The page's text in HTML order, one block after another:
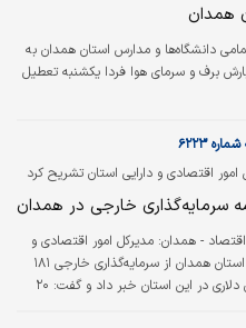
همدان
تمامی دانشگاه‌ها و مدارس استان همدان به
دلیل بارش برف و سرمای هوا فردا یکشنبه تعطیل
امور اقتصادی و دارایی استان تشریح کرد
۶۲۲۳
سرمایه‌گذاری خارجی در همدان
- همدان: مدیرکل امور اقتصادی و
دارایی استان همدان از سرمایه‌گذاری خارجی ۱۸۱
میلیون دلاری در این استان خبر داد و گفت: ۲۰